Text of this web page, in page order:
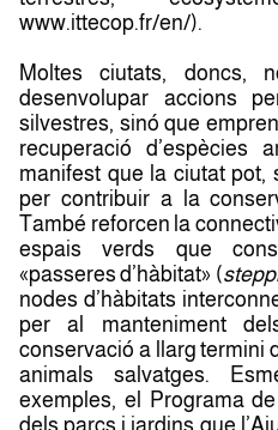
www.ittecop.fr/en/).
Moltes ciutats, doncs,
desenvolupar accions
silvestres, sinó que
recuperació d’espècies
manifest que la ciutat pot,
per contribuir a la
També reforcen la
espais verds que
«passeres d’hàbitat» (
nodes d’hàbitats
per al manteniment
conservació a llarg termini
animals salvatges.
exemples, el Programa